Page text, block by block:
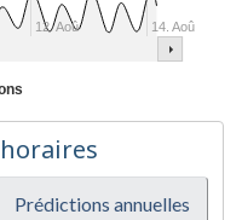
12. Aoû 14. Aoû
Prédictions annuelles